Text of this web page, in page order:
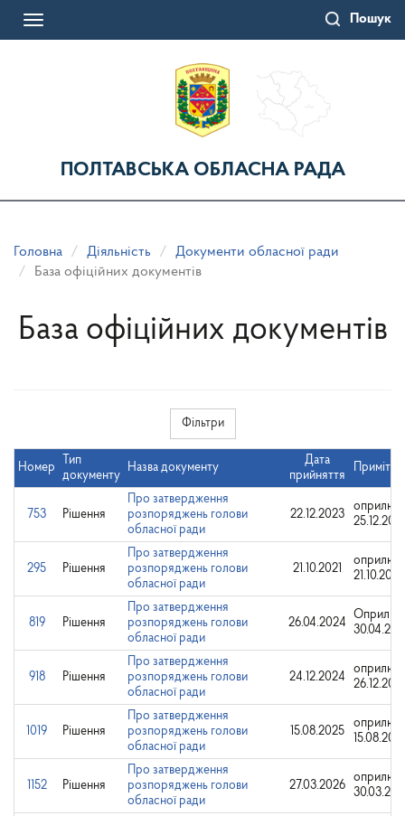
Пошук
Toggle
ПОЛТАВСЬКА ОБЛАСНА РАДА
Головна Діяльність
Документи обласної ради
База офіційних документів
База офіційних документів
Фільтри
Номер
Тип
документу
Назва документу
Дата
прийняття
Примітки
753 Рішення
Про затвердження
розпоряджень голови
обласної ради
22.12.2023
295 Рішення
Про затвердження
розпоряджень голови
обласної ради
21.10.2021
21.10.2021
819 Рішення
Про затвердження
розпоряджень голови
обласної ради
26.04.2024
918 Рішення
Про затвердження
розпоряджень голови
обласної ради
24.12.2024
1019 Рішення
Про затвердження
розпоряджень голови
обласної ради
15.08.2025
1152 Рішення
Про затвердження
розпоряджень голови
обласної ради
27.03.2026